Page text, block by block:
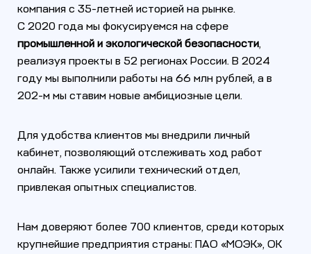
компания с 35-летней историей на рынке.
С 2020 года мы фокусируемся на сфере
промышленной и экологической безопасности,
реализуя проекты в 52 регионах России. В 2024
году мы выполнили работы на 66 млн рублей, а в
202-м мы ставим новые амбициозные цели.
Для удобства клиентов мы внедрили личный
кабинет, позволяющий отслеживать ход работ
онлайн. Также усилили технический отдел,
привлекая опытных специалистов.
Нам доверяют более 700 клиентов, среди которых
крупнейшие предприятия страны: ПАО «МОЭК», ОК